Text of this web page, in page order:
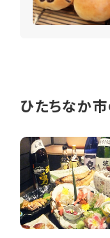
ひたちなか